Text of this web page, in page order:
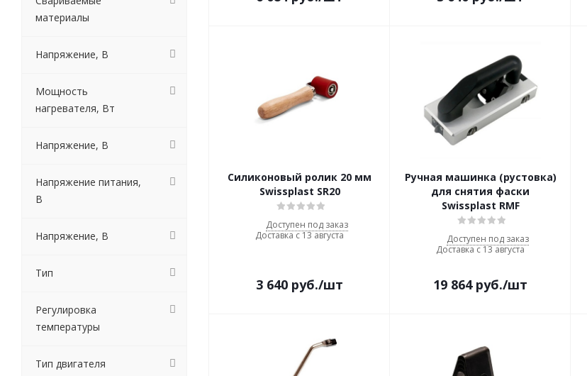
Силиконовый ролик 20 мм
Swissplast SR20
Доступен под заказ
Доставка с 13 августа
3 640 руб./шт
Ручная машинка (рустовка)
для снятия фаски
Swissplast RMF
Доступен под заказ
Доставка с 13 августа
19 864руб./шт
материалы
Напряжение, В
Мощность
нагревателя, Вт
Напряжение, В
Напряжение питания,
В
Напряжение, В
Тип
Регулировка
температуры
Тип двигателя